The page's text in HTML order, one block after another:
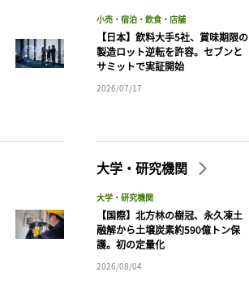
小売・宿泊・飲食・店舗
【日本】飲料大手5社、賞味期限の
製造ロット逆転を許容。セブンと
サミットで実証開始
2026/07/17
大学・研究機関
大学・研究機関
【国際】北方林の樹冠、永久凍土
融解から土壌炭素約590億トン保
護。初の定量化
2026/08/04